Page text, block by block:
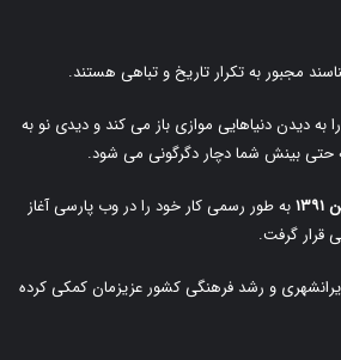
مجبور به تکرار تاریخ و تباهی هستند.
به دیدن دنیاهایی موازی باز می کند و دیدی نو به
حتی بینش شما دچار دگرگونی می شود.
به طور رسمی کار خود را در وب پارسی آغاز
قرار گرفت.
ایرانشهری و رشد فرهنگی کشور عزیزمان کمکی کرده